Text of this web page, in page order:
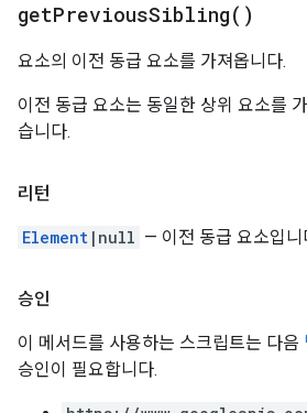
getPreviousSibling( )
요소의 이전 동급 요소를 가져옵니다.
이전 동급 요소는 동일한 상위 요소를
습니다.
리턴
Element |null — 이전 동급 요소입니
승인
이 메서드를 사용하는 스크립트는 다음
승인이 필요합니다.